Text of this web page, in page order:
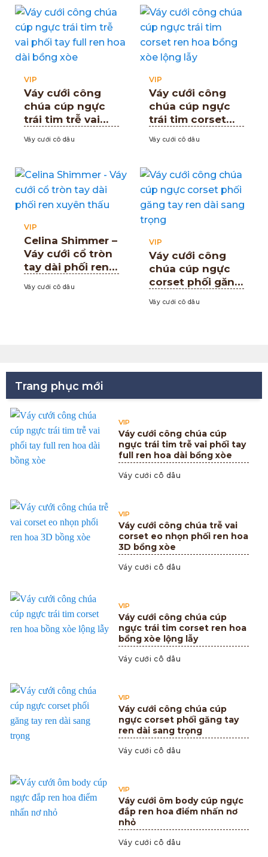
Trang phục mới
VIP
Váy cưới công chúa cúp
ngực trái tim trễ vai phối tay
full ren hoa dài bồng xòe
Váy cưới cô dâu
VIP
Váy cưới công chúa trễ vai
corset eo nhọn phối ren hoa
3D bồng xòe
Váy cưới cô dâu
VIP
Váy cưới công chúa cúp
ngực trái tim corset ren hoa
bồng xòe lộng lẫy
Váy cưới cô dâu
VIP
Váy cưới công chúa cúp
ngực corset phối găng tay
ren dài sang trọng
Váy cưới cô dâu
VIP
Váy cưới ôm body cúp ngực
đắp ren hoa điểm nhấn nơ
nhỏ
Váy cưới cô dâu
bàn tiệc
VIP
Váy cưới công
chúa cúp ngực
trái tim trễ vai
hoa dài bồng xòe
Váy cưới cô dâu
VIP
Váy cưới công
chúa cúp ngực
trái tim corset
xòe lộng lẫy
Váy cưới cô dâu
VIP
Celina Shimmer –
Váy cưới cổ tròn
tay dài phối ren
Váy cưới cô dâu
VIP
Váy cưới công
chúa cúp ngực
corset phối găng
trọng
Váy cưới cô dâu